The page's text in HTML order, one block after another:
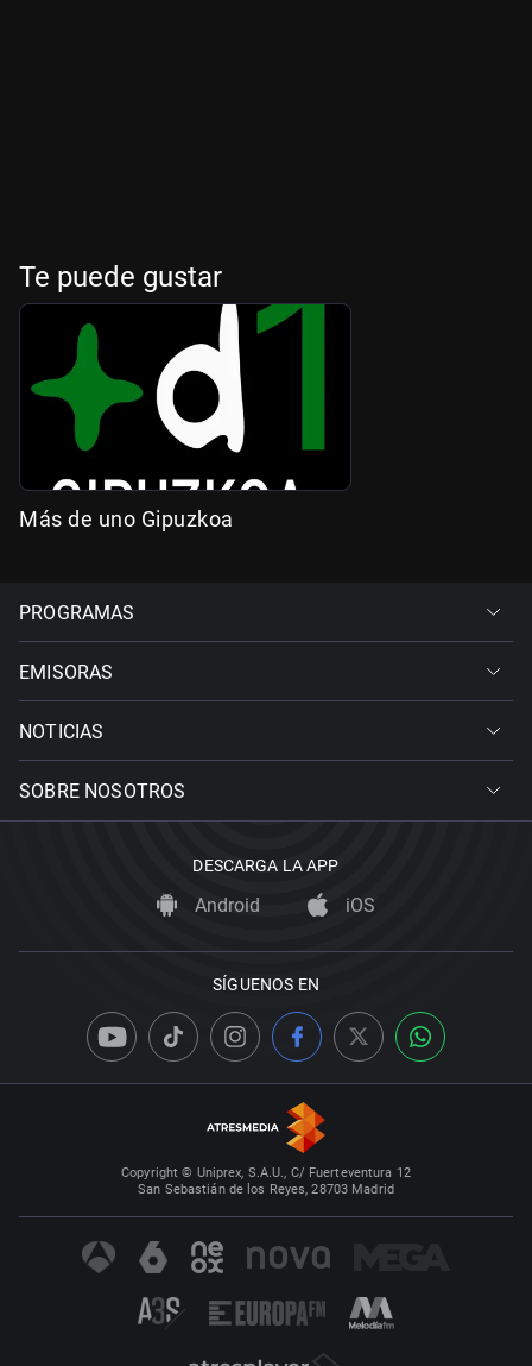
Te puede gustar
Más de uno Gipuzkoa
PROGRAMAS
EMISORAS
NOTICIAS
SOBRE NOSOTROS
DESCARGA LA APP
Android iOS
SÍGUENOS EN
Copyright © Uniprex, S.A.U., C/ Fuerteventura 12
San Sebastián de los Reyes, 28703 Madrid